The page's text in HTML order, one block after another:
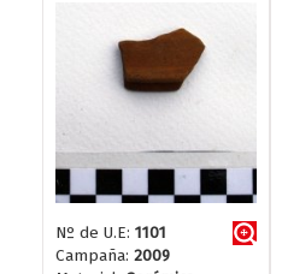
Nº de U.E: 1101
Campaña: 2009